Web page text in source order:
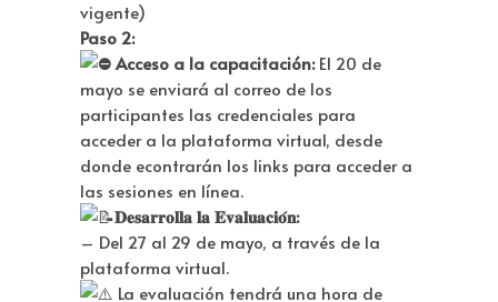
vigente)
Paso 2:
Acceso a la capacitación:El 20 de
mayo se enviará al correo de los
participantes las credenciales para
acceder a la plataforma virtual, desde
donde econtrarán los links para acceder a
las sesiones en línea.
𝐃𝐞𝐬𝐚𝐫𝐫𝐨𝐥𝐥𝐚 𝐥𝐚 𝐄𝐯𝐚𝐥𝐮𝐚𝐜𝐢𝐨́𝐧:
– Del 27 al 29 de mayo, a través de la
plataforma virtual.
La evaluación tendrá una hora de